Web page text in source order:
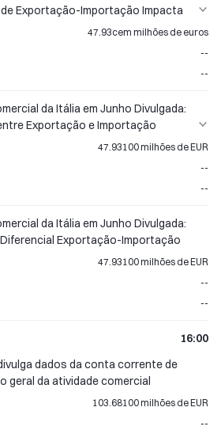
Exportação-Importação Impacta
o Movimento do Euro47.93cem milhões de euros
--
--
da Itália em Junho Divulgada:
Exportação e Importação
47.93100 milhões de EUR
--
--
da Itália em Junho Divulgada:
Exportação-Importação
47.93100 milhões de EUR
--
--
16:00
dados da conta corrente de
geral da atividade comercial
103.68100 milhões de EUR
--